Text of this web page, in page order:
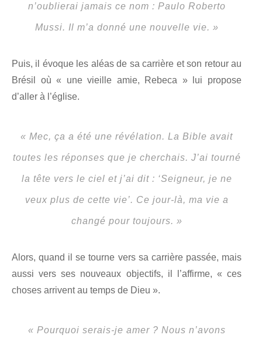
n’oublierai jamais ce nom : Paulo Roberto
Mussi. Il m’a donné une nouvelle vie. »
Puis, il évoque les aléas de sa carrière et son retour au
Brésil où « une vieille amie, Rebeca » lui propose
d’aller à l’église.
« Mec, ça a été une révélation. La Bible avait
toutes les réponses que je cherchais. J’ai tourné
la tête vers le ciel et j’ai dit : ‘Seigneur, je ne
veux plus de cette vie’. Ce jour-là, ma vie a
changé pour toujours. »
Alors, quand il se tourne vers sa carrière passée, mais
aussi vers ses nouveaux objectifs, il l’affirme, « ces
choses arrivent au temps de Dieu ».
« Pourquoi serais-je amer ? Nous n’avons